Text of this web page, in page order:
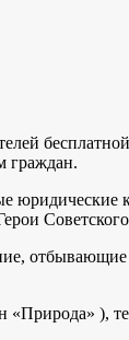
граждан.
отбывающие
),